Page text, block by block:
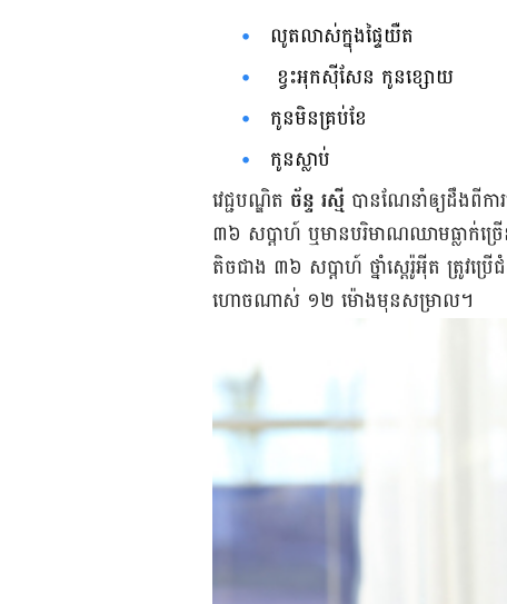
លូតលាស់​ក្នុង​ផ្ទៃ​យឺត
ខ្វះ​អុកស៊ីសែន កូនខ្សោយ
កូន​មិន​គ្រប់ខែ
កូន​ស្លាប់
វេជ្ជបណ្ឌិត ច័ន្ទ រស្មី​ បាន​ណែនាំ​ឲ្យ​ដឹង​ពី​ក
៣៦ សប្តាហ៍ ឬ​មាន​បរិមាណ​ឈាម​ធ្លាក់​ច្រើ
តិច​ជាង ៣៦ សប្ដាហ៍ ​ថ្នាំស្តេរ៉ូអុីត ត្រូវ​ប្
ហោច​ណាស់ ១២ ម៉ោង​មុន​សម្រាល។